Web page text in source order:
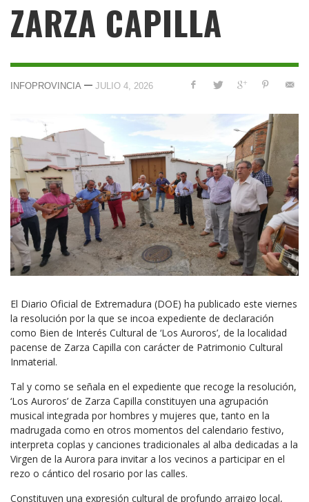
ZARZA CAPILLA
INFOPROVINCIA — JULIO 4, 2026
El Diario Oficial de Extremadura (DOE) ha publicado este viernes
la resolución por la que se incoa expediente de declaración
como Bien de Interés Cultural de ‘Los Auroros’, de la localidad
pacense de Zarza Capilla con carácter de Patrimonio Cultural
Inmaterial.
Tal y como se señala en el expediente que recoge la resolución,
‘Los Auroros’ de Zarza Capilla constituyen una agrupación
musical integrada por hombres y mujeres que, tanto en la
madrugada como en otros momentos del calendario festivo,
interpreta coplas y canciones tradicionales al alba dedicadas a la
Virgen de la Aurora para invitar a los vecinos a participar en el
rezo o cántico del rosario por las calles.
Constituyen una expresión cultural de profundo arraigo local,